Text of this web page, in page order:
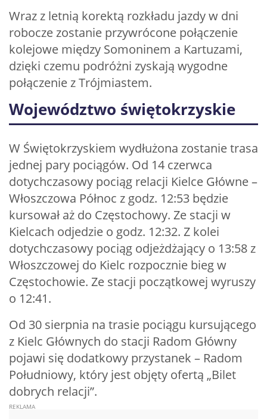
Wraz z letnią korektą rozkładu jazdy w dni
robocze zostanie przywrócone połączenie
kolejowe między Somoninem a Kartuzami,
dzięki czemu podróżni zyskają wygodne
połączenie z Trójmiastem.
Województwo świętokrzyskie
W Świętokrzyskiem wydłużona zostanie trasa
jednej pary pociągów. Od 14 czerwca
dotychczasowy pociąg relacji Kielce Główne –
Włoszczowa Północ z godz. 12:53 będzie
kursował aż do Częstochowy. Ze stacji w
Kielcach odjedzie o godz. 12:32. Z kolei
dotychczasowy pociąg odjeżdżający o 13:58 z
Włoszczowej do Kielc rozpocznie bieg w
Częstochowie. Ze stacji początkowej wyruszy
o 12:41.
Od 30 sierpnia na trasie pociągu kursującego
z Kielc Głównych do stacji Radom Główny
pojawi się dodatkowy przystanek – Radom
Południowy, który jest objęty ofertą „Bilet
dobrych relacji”.